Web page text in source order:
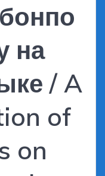
на
/ A
of
on